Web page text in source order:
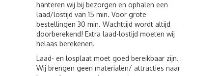
hanteren wij bij bezorgen en ophalen een
laad/lostijd van 15 min. Voor grote
bestellingen 30 min. Wachttijd wordt altijd
doorberekend! Extra laad-lostijd moeten wij
helaas berekenen.
Laad- en losplaat moet goed bereikbaar zijn.
Wij brengen geen materialen/ attracties naar